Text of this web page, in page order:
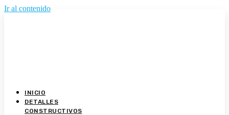
Ir al contenido
INICIO
DETALLES
CONSTRUCTIVOS